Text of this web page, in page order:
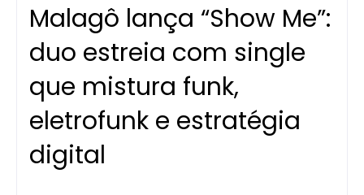
Malagô lança “Show Me”:
duo estreia com single
que mistura funk,
eletrofunk e estratégia
digital